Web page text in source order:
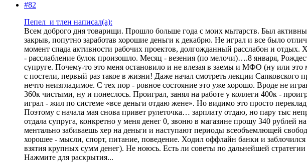
#82
Пепел_и тлен написал(а):
Всем доброго дня товарищи. Прошло больше года с моих мытарств. Был
закрыв, попутно заработав хорошие деньги к декабрю. Не играл и все было
момент спада активности рабочих проектов, долгожданный расслабон и
- расслабление булок произошло. Месяц - везения (по мелочи)….8 января,
супруге. Почему-то это меня остановило и не влезая в заемы и МФО (ну или
с постели, первый раз такое в жизни! Даже начал смотреть лекции Сапковского
нечто неизгладимое. С тех пор - ровное состояние это уже хорошо. Вроде не
360к чистыми, ну и понеслось. Проиграл, занял на работе у коллеги 400к -
играл - жил по системе «все деньги отдаю жене». Но видимо это просто
Поэтому с начала мая снова привет рулеточка… зарплату отдаю, но пару тыс
отдала супруга, конкретно у меня денег 0, звоню в магазине прошу 340 рублей
ментально забиваешь хер на деньги и наступают периоды всеобъемлющей
хорошее - мысли, спорт, питание, поведение. Ходил оффлайн банки и
взятия крупных сумм денег). Не ноюсь. Есть ли советы по дальнейшей
Нажмите для раскрытия...